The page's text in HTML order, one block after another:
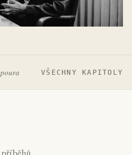
VŠECHNY KAPITOLY